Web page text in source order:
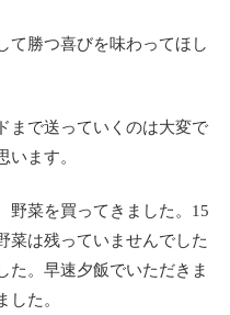
て勝つ喜びを味わってほし
まで送っていくのは大変で
ます。
野菜を買ってきました。15
菜は残っていませんでした
た。早速夕飯でいただきま
した。